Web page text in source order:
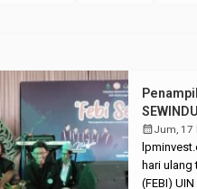
SEWINDU
calendar_monthJum, 17
hari
(FEBI)